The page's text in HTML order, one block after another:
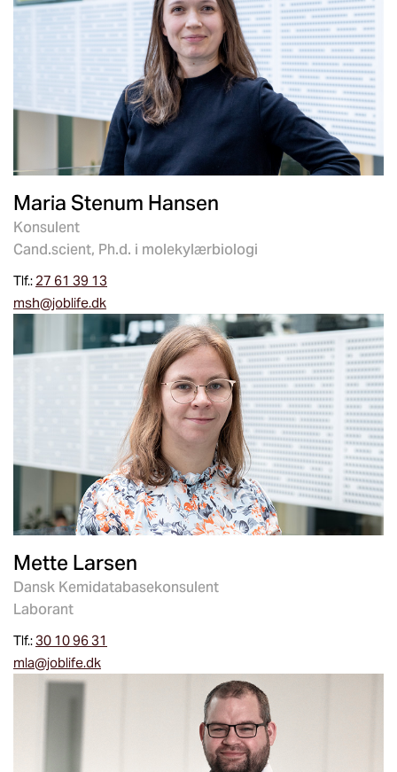
Maria Stenum Hansen
Konsulent
Cand.scient, Ph.d. i molekylærbiologi
Tlf.: 27 61 39 13
msh@joblife.dk
Mette Larsen
Dansk Kemidatabasekonsulent
Laborant
Tlf.:30 10 96 31
mla@joblife.dk